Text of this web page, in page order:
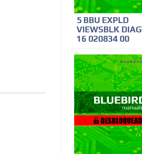
5 BBU EXPLD
VIEWSBLK DIAG
16 020834 00